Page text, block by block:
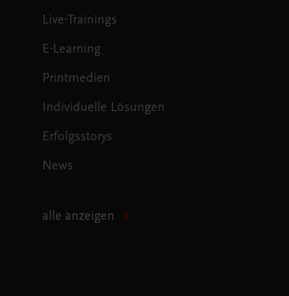
Live-Trainings
E-Learning
Printmedien
Individuelle Lösungen
Erfolgsstorys
News
alle anzeigen